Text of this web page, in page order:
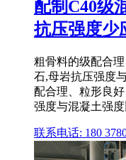
配制C40级
抗压强度少
粗骨料的级配合
石,母岩抗压强度
配合理、粒形良
强度与混凝土强
联系电话: 180